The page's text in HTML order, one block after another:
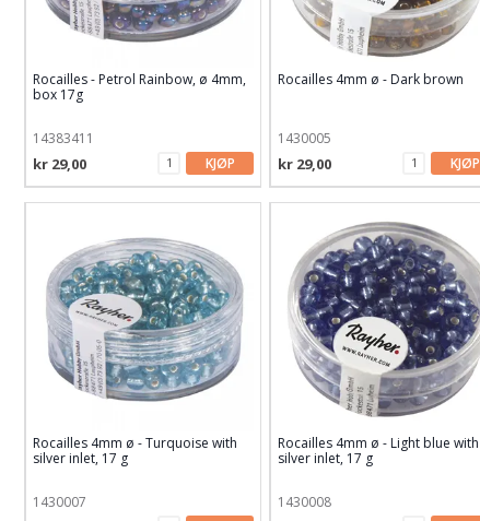
Rocailles - Petrol Rainbow, ø 4mm,
box 17g
14383411
kr 29,00 KJØP
Rocailles 4mm ø - Dark brown
1430005
kr 29,00 KJØP
Rocailles 4mm ø - Turquoise with
silver inlet, 17 g
1430007
Rocailles 4mm ø - Light blue with
silver inlet, 17 g
1430008